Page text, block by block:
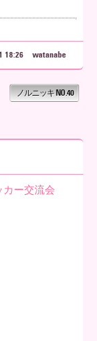
18:26 watanabe
ノルニッキ NO.40
カー交流会